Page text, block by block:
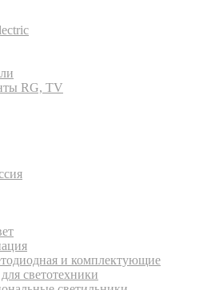
RG, TV
и комплектующие
светотехники